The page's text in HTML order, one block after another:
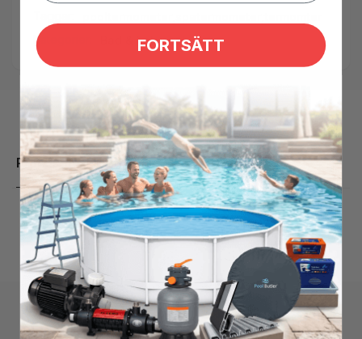
Kategorier:
Bad & Lek pool
Produktbeskrivning
FORTSÄTT